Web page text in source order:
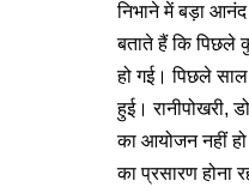
निभाने में बड़ा
बताते हैं कि पिछले
हो गई। पिछले
हुई। रानीपोखरी,
का आयोजन नहीं हो
का प्रसारण होना